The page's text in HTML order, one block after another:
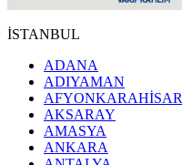
İSTANBUL
ADANA
ADIYAMAN
AFYONKARAHİSAR
AKSARAY
AMASYA
ANKARA